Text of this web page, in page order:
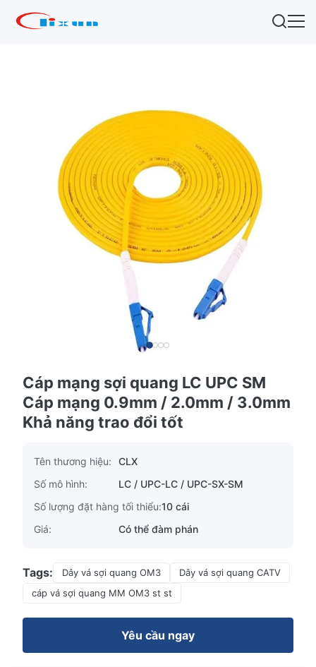
Cáp mạng sợi quang LC UPC SM
Cáp mạng 0.9mm / 2.0mm / 3.0mm
Khả năng trao đổi tốt
Tên thương hiệu:
CLX
Số mô hình:
LC / UPC-LC / UPC-SX-SM
Số lượng đặt hàng tối thiểu:10 cái
Giá:
Có thể đàm phán
Tags: Dây vá sợi quang OM3
Dây vá sợi quang CATV
cáp vá sợi quang MM OM3 st st
Yêu cầu ngay